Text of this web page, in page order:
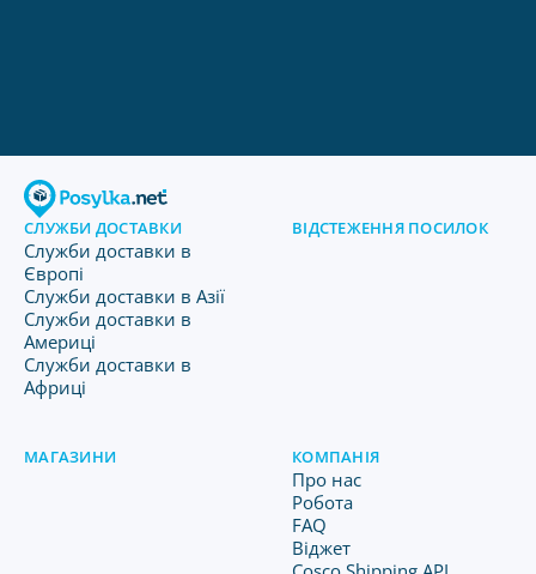
СЛУЖБИ ДОСТАВКИ
Служби доставки в
Європі
Служби доставки в Азії
Служби доставки в
Америці
Служби доставки в
Африці
ВІДСТЕЖЕННЯ ПОСИЛОК
МАГАЗИНИ КОМПАНІЯ
Про нас
Робота
FAQ
Віджет